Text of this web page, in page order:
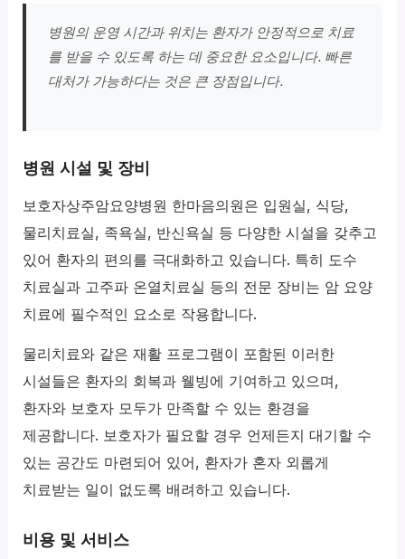
병원의 운영 시간과 위치는 환자가 안정적으로 치료
를 받을 수 있도록 하는 데 중요한 요소입니다. 빠른
대처가 가능하다는 것은 큰 장점입니다.
병원 시설 및 장비
보호자상주암요양병원 한마음의원은 입원실, 식당,
물리치료실, 족욕실, 반신욕실 등 다양한 시설을 갖추고
있어 환자의 편의를 극대화하고 있습니다. 특히 도수
치료실과 고주파 온열치료실 등의 전문 장비는 암 요양
치료에 필수적인 요소로 작용합니다.
물리치료와 같은 재활 프로그램이 포함된 이러한
시설들은 환자의 회복과 웰빙에 기여하고 있으며,
환자와 보호자 모두가 만족할 수 있는 환경을
제공합니다. 보호자가 필요할 경우 언제든지 대기할 수
있는 공간도 마련되어 있어, 환자가 혼자 외롭게
치료받는 일이 없도록 배려하고 있습니다.
비용 및 서비스